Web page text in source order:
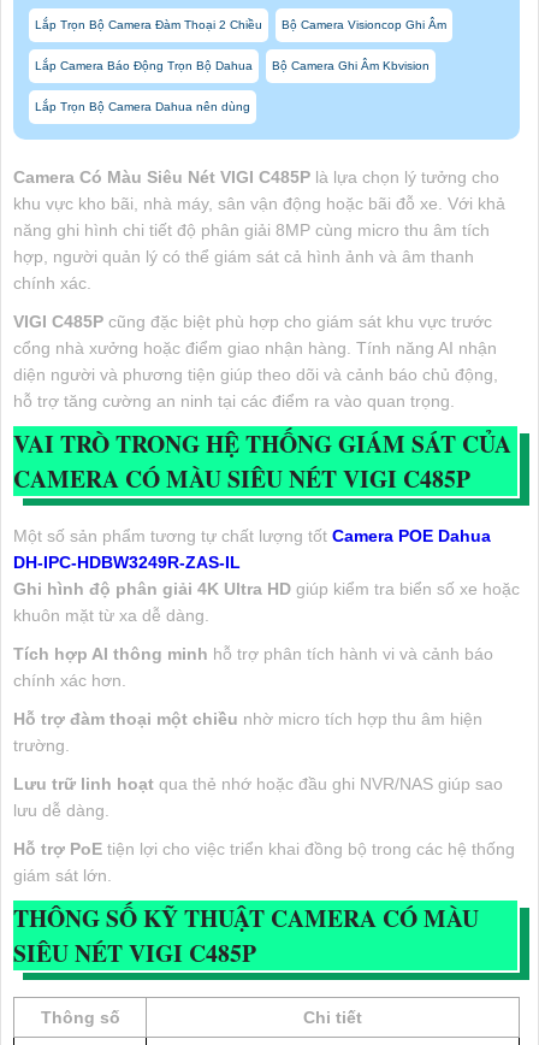
Lắp Trọn Bộ Camera Đàm Thoại 2 Chiều Bộ Camera Visioncop Ghi Âm
Lắp Camera Báo Động Trọn Bộ Dahua Bộ Camera Ghi Âm Kbvision
Lắp Trọn Bộ Camera Dahua nên dùng
Camera Có Màu Siêu Nét VIGI C485P là lựa chọn lý tưởng cho
khu vực kho bãi, nhà máy, sân vận động hoặc bãi đỗ xe. Với khả
năng ghi hình chi tiết độ phân giải 8MP cùng micro thu âm tích
hợp, người quản lý có thể giám sát cả hình ảnh và âm thanh
chính xác.
VIGI C485P cũng đặc biệt phù hợp cho giám sát khu vực trước
cổng nhà xưởng hoặc điểm giao nhận hàng. Tính năng AI nhận
diện người và phương tiện giúp theo dõi và cảnh báo chủ động,
hỗ trợ tăng cường an ninh tại các điểm ra vào quan trọng.
VAI TRÒ TRONG HỆ THỐNG GIÁM SÁT CỦA
CAMERA CÓ MÀU SIÊU NÉT VIGI C485P
Một số sản phẩm tương tự chất lượng tốt Camera POE Dahua
DH-IPC-HDBW3249R-ZAS-IL
Ghi hình độ phân giải 4K Ultra HD giúp kiểm tra biển số xe hoặc
khuôn mặt từ xa dễ dàng.
Tích hợp AI thông minh hỗ trợ phân tích hành vi và cảnh báo
chính xác hơn.
Hỗ trợ đàm thoại một chiều nhờ micro tích hợp thu âm hiện
trường.
Lưu trữ linh hoạt qua thẻ nhớ hoặc đầu ghi NVR/NAS giúp sao
lưu dễ dàng.
Hỗ trợ PoE tiện lợi cho việc triển khai đồng bộ trong các hệ thống
giám sát lớn.
THÔNG SỐ KỸ THUẬT CAMERA CÓ MÀU
SIÊU NÉT VIGI C485P
Thông số Chi tiết